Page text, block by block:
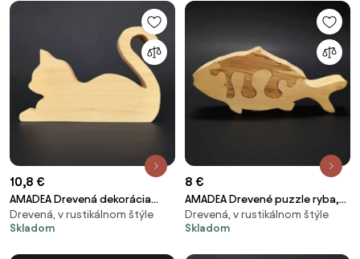
10,8 €
AMADEA Drevená dekorácia
mačka ležiaca, masívne drevo,
15x10,5x2,5 cm
Drevená, v rustikálnom štýle
Skladom
8 €
AMADEA Drevené puzzle ryba,
masívne drevo dvoch druhov
drevín, 19 cm
Drevená, v rustikálnom štýle
Skladom